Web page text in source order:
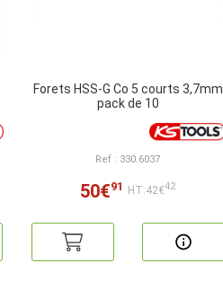
Forets HSS-G Co 5 courts 3,7mm
pack de 10
Ref : 330.6037
50€91 HT:42€42